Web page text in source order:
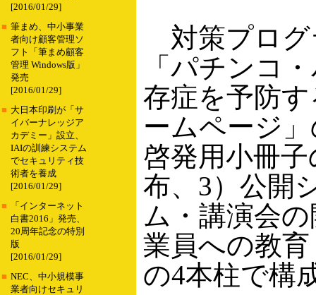
[2016/01/29]
■ 筆まめ、中小事業
者向け顧客管理ソ
フト「筆まめ顧客
管理 Windows版」
発売
[2016/01/29]
■ 大日本印刷が「サ
イバーナレッジア
カデミー」設立、
IAIの訓練システム
でセキュリティ技
術者を養成
[2016/01/29]
■
「インターネット
白書2016」発売、
20周年記念の特別
版
[2016/01/29]
■ NEC、中小規模事
業者向けセキュリ
対策プログ
「パチンコ
存症を予防
ームページ
啓発用小冊
布、3）公開
ム・講演会
業員への教
の4本柱で構